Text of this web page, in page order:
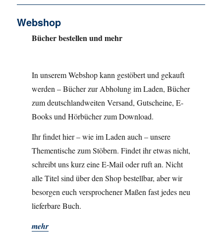
Webshop
Bücher bestellen und mehr
In unserem Webshop kann gestöbert und gekauft
werden – Bücher zur Abholung im Laden, Bücher
zum deutschlandweiten Versand, Gutscheine, E-
Books und Hörbücher zum Download.
Ihr findet hier – wie im Laden auch – unsere
Thementische zum Stöbern. Findet ihr etwas nicht,
schreibt uns kurz eine E-Mail oder ruft an. Nicht
alle Titel sind über den Shop bestellbar, aber wir
besorgen euch versprochener Maßen fast jedes neu
lieferbare Buch.
mehr